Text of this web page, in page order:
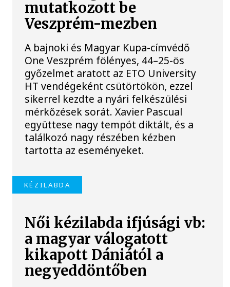
mutatkozott be
Veszprém-mezben
A bajnoki és Magyar Kupa-címvédő
One Veszprém fölényes, 44–25-ös
győzelmet aratott az ETO University
HT vendégeként csütörtökön, ezzel
sikerrel kezdte a nyári felkészülési
mérkőzések sorát. Xavier Pascual
együttese nagy tempót diktált, és a
találkozó nagy részében kézben
tartotta az eseményeket.
KÉZILABDA
Női kézilabda ifjúsági vb:
a magyar válogatott
kikapott Dániától a
negyeddöntőben